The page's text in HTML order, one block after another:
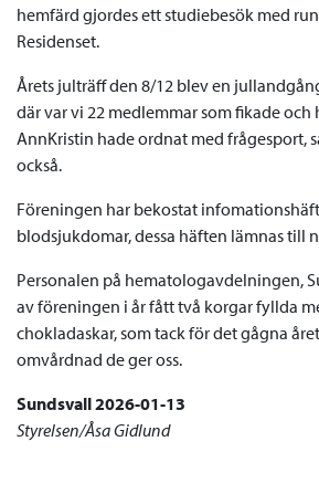
hemfärd gjordes ett studiebesök med
Residenset.
Årets julträff den 8/12 blev en
där var vi 22 medlemmar som fikade och
AnnKristin hade ordnat med frågesport,
också.
Föreningen har bekostat
blodsjukdomar, dessa häften lämnas till
Personalen på hematologavdelningen,
av föreningen i år fått två korgar fyllda
chokladaskar, som tack för det gågna
omvårdnad de ger oss.
Sundsvall 2026-01-13
Styrelsen/Åsa Gidlund